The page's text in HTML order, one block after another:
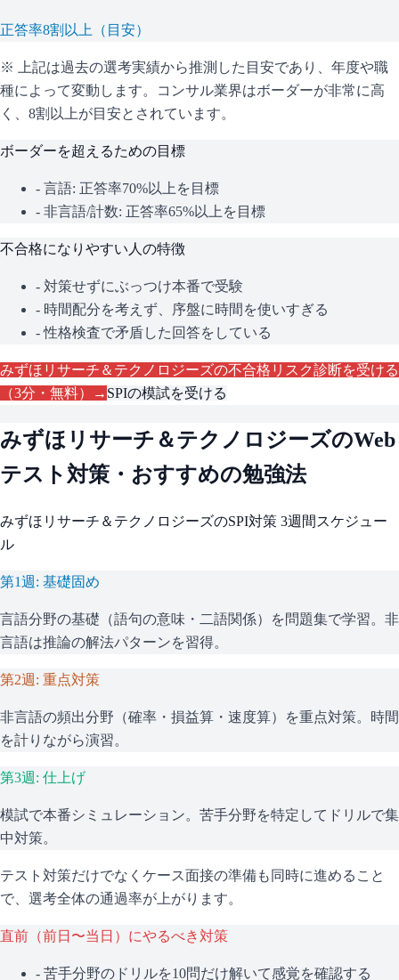
正答率8割以上（目安）
※ 上記は過去の選考実績から推測した目安であり、年度や職
種によって変動します。
コンサル業界はボーダーが非常に高
く、8割以上が目安とされています。
ボーダーを超えるための目標
- 言語: 正答率70%以上を目標
- 非言語/計数: 正答率65%以上を目標
不合格になりやすい人の特徴
- 対策せずにぶっつけ本番で受験
- 時間配分を考えず、序盤に時間を使いすぎる
- 性格検査で矛盾した回答をしている
みずほリサーチ＆テクノロジーズの不合格リスク診断を受ける
（3分・無料）→ SPIの模試を受ける
みずほリサーチ＆テクノロジーズのWeb
テスト対策・おすすめの勉強法
みずほリサーチ＆テクノロジーズのSPI対策 3週間スケジュー
ル
第1週: 基礎固め
言語分野の基礎（語句の意味・二語関係）を問題集で学習。非
言語は推論の解法パターンを習得。
第2週: 重点対策
非言語の頻出分野（確率・損益算・速度算）を重点対策。時間
を計りながら演習。
第3週: 仕上げ
模試で本番シミュレーション。苦手分野を特定してドリルで集
中対策。
テスト対策だけでなくケース面接の準備も同時に進めること
で、選考全体の通過率が上がります。
直前（前日〜当日）にやるべき対策
- 苦手分野のドリルを10問だけ解いて感覚を確認する